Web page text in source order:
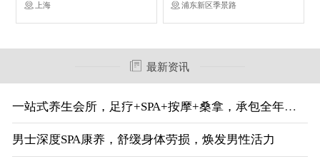
上海 浦东新区季景路
最新资讯
一站式养生会所，足疗+SPA+按摩+桑拿，承包全年康养
男士深度SPA康养，舒缓身体劳损，焕发男性活力